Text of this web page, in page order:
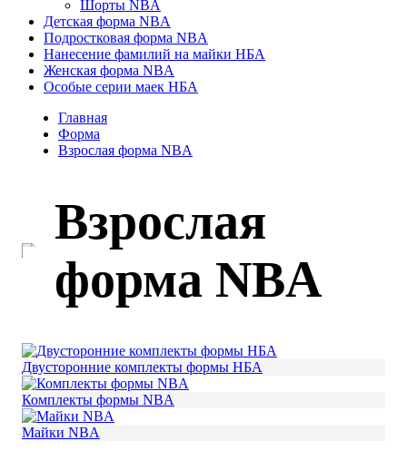
Шорты NBA
Детская форма NBA
Подростковая форма NBA
Нанесение фамилий на майки НБА
Женская форма NBA
Особые серии маек НБА
Главная
Форма
Взрослая форма NBA
Взрослая
форма NBA
Двусторонние комплекты формы НБА
Комплекты формы NBA
Майки NBA